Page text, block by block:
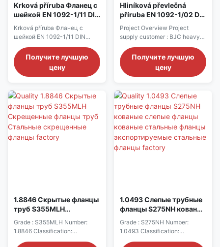
Krková příruba Фланец с
шейкой EN 1092-1/11 DIN
2632 (PN 10) DIN 2633
(PN 16)
Krková příruba Фланец с
шейкой EN 1092-1/11 DIN
Получите лучшую
цену
Hliníková převlečná
příruba EN 1092-1/02 DIN
2642 про spolehlivé
spojení
Project Overview Project
supply customer : BJC heavy
Name : Petro Bras Materials &
Specifications Perfect
materials : butt welding fittings
customer test with BV engineer
Steel elbow, Steel tee,Steel
reducer in P355NH and
P460NH Acc to EN10253-2 ...
Получите лучшую
цену
1.8846 Скрытые фланцы
труб S355MLH
Скрещенные фланцы
труб Стальные
Grade : S355MLH Number:
1.8846 Classification:
1.0493 Слепые трубные
фланцы S275NH кованые
слепые фланцы кованые
стальные фланцы
Grade : S275NH Number:
1.0493 Classification: